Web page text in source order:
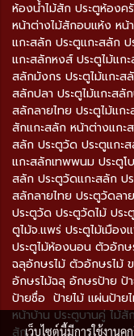
ห้องน้ำไม้สัก ประตูห้องค
หน้าต่างไม้สักอบแห้ง หน้
แกะสลัก ประตูแกะสลัก
แกะสลักหงส์ ประตูไม้แก
สลักมังกร ประตูไม้แกะส
สลักปลา ประตูไม้แกะสลั
สลักลายไทย ประตูไม้แก
สักแกะสลัก หน้าต่างแกะ
สลัก ประตูวัด ประตูแกะ
แกะสลักเทพพนม ประตูโ
สลัก ประตูวัดแกะสลัก ป
สลักลายไทย ประตูวัดล
ประตูวัด ประตูวัดไม้ ปร
ตูไม้จ.แพร่ ประตูไม้เมือ
ประตูไม้ห้องนอน ตัวอัก
ฉลุอักษรไม้ ตัวอักษรไม้
อักษรไม้ฉลุ อักษรป้าย ป้
ป้ายชื่อ ป้ายไม้ แผ่นป้าย
หน้าบ้าน ประตูบานคู่ ไม้
สักเว็บไซต์นี้มีการใช้งาน